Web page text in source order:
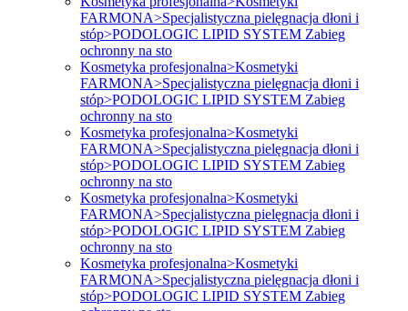
FARMONA>Specjalistyczna pielęgnacja dłoni i
stóp>PODOLOGIC LIPID SYSTEM Zabieg
ochronny na sto
Kosmetyka profesjonalna>Kosmetyki
FARMONA>Specjalistyczna pielęgnacja dłoni i
stóp>PODOLOGIC LIPID SYSTEM Zabieg
ochronny na sto
Kosmetyka profesjonalna>Kosmetyki
FARMONA>Specjalistyczna pielęgnacja dłoni i
stóp>PODOLOGIC LIPID SYSTEM Zabieg
ochronny na sto
Kosmetyka profesjonalna>Kosmetyki
FARMONA>Specjalistyczna pielęgnacja dłoni i
stóp>PODOLOGIC LIPID SYSTEM Zabieg
ochronny na sto
Kosmetyka profesjonalna>Kosmetyki
FARMONA>Specjalistyczna pielęgnacja dłoni i
stóp>PODOLOGIC LIPID SYSTEM Zabieg